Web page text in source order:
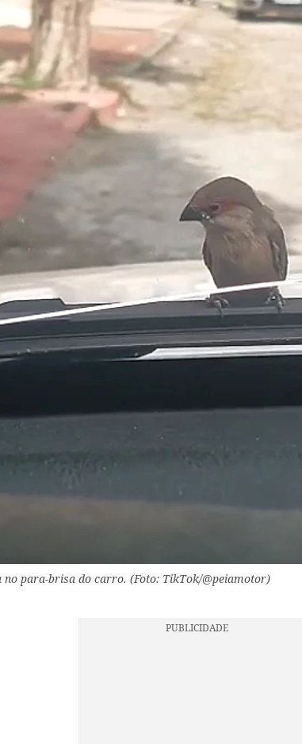
no para-brisa do carro. (Foto: TikTok/@peiamotor)